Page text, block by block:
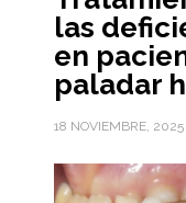
las
en
paladar
18 NOVIEMBRE, 2025